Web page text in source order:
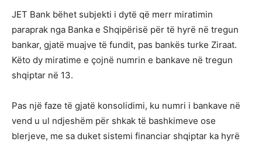
JET Bank bëhet subjekti i dytë që merr miratimin
paraprak nga Banka e Shqipërisë për të hyrë në tregun
bankar, gjatë muajve të fundit, pas bankës turke Ziraat.
Këto dy miratime e çojnë numrin e bankave në tregun
shqiptar në 13.
Pas një faze të gjatë konsolidimi, ku numri i bankave në
vend u ul ndjeshëm për shkak të bashkimeve ose
blerjeve, me sa duket sistemi financiar shqiptar ka hyrë